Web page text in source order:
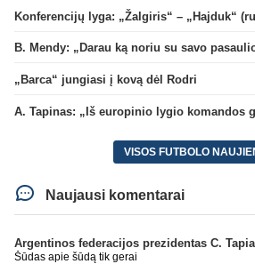
„Barca“ jungiasi į kovą dėl Rodri
VISOS FUTBOLO
Naujausi komentarai
Šūdas apie šūdą tik gerai